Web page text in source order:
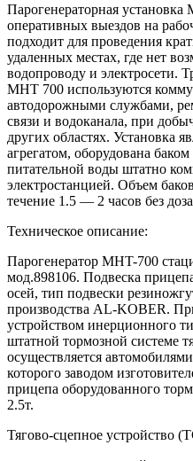
Парогенераторная установка
оперативных выездов на
подходит для проведения
удаленных местах, где нет
водопроводу и электросети.
MHT 700 используются
автодорожными службами,
связи и водоканала, при
других областях. Установка
агрегатом, оборудована
питательной воды штатно
электростанцией. Объем
течение 1.5 — 2 часов без
Техническое описание:
Парогенератор MHT-700
мод.898106. Подвеска
осей, тип подвески
производства AL-KOBER.
устройством инерционного
штатной тормозной системе
осуществляется
которого заводом
прицепа оборудованного
2.5т.
Тягово-сцепное устройство